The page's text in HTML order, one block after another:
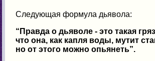
Следующая формула дьявола:
“Правда о дьяволе - это такая
что она, как капля воды, мутит
но от этого можно опьянеть”.